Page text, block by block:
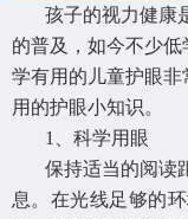
孩子的视力健康
的普及，如今不少
学有用的儿童护眼
用的护眼小知识。
1、 科学用眼
保持适当的阅读
息。在光线足够的